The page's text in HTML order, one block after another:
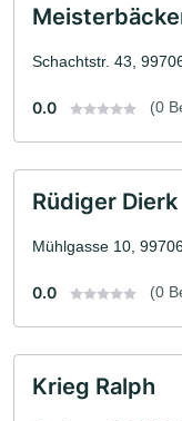
Schachtstr. 43,
0.0 (0
Rüdiger Dierk
Mühlgasse 10,
0.0 (0
Krieg Ralph